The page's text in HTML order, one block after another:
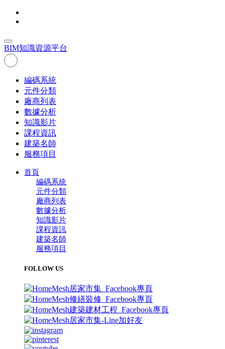
BIM知識資源平台
編碼系統
元件分類
廠商列表
數據分析
知識影片
課程資訊
建築名師
服務項目
首頁
編碼系統
元件分類
廠商列表
數據分析
知識影片
課程資訊
建築名師
服務項目
FOLLOW US